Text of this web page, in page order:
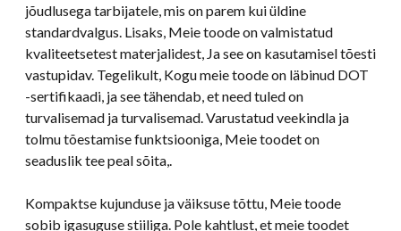
jõudlusega tarbijatele, mis on parem kui üldine
standardvalgus. Lisaks, Meie toode on valmistatud
kvaliteetsetest materjalidest, Ja see on kasutamisel tõesti
vastupidav. Tegelikult, Kogu meie toode on läbinud DOT
-sertifikaadi, ja see tähendab, et need tuled on
turvalisemad ja turvalisemad. Varustatud veekindla ja
tolmu tõestamise funktsiooniga, Meie toodet on
seaduslik tee peal sõita,.
Kompaktse kujunduse ja väiksuse tõttu, Meie toode
sobib igasuguse stiiliga. Pole kahtlust, et meie toodet